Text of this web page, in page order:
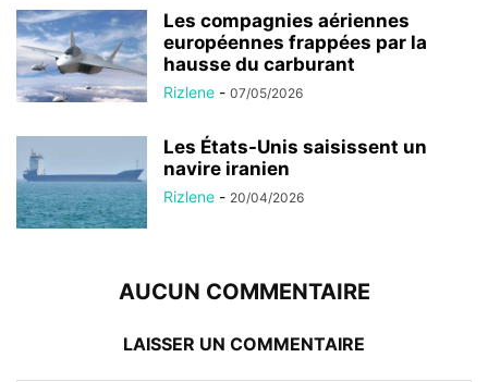
Les compagnies aériennes
européennes frappées par la
hausse du carburant
Rizlene - 07/05/2026
Les États-Unis saisissent un
navire iranien
Rizlene - 20/04/2026
AUCUN COMMENTAIRE
LAISSER UN COMMENTAIRE